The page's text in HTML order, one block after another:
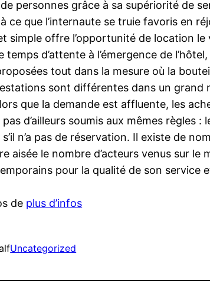
personnes grâce à sa supériorité de
ce que l’internaute se truie favoris en
simple offre l’opportunité de location
temps d’attente à l’émergence de
tout dans la mesure où la
sont différentes dans un grand
que la demande est affluente, les
d’ailleurs soumis aux mêmes règles
n’a pas de réservation. Il existe de
aisée le nombre d’acteurs venus sur
pour la qualité de son service
de plus d’infos
Uncategorized